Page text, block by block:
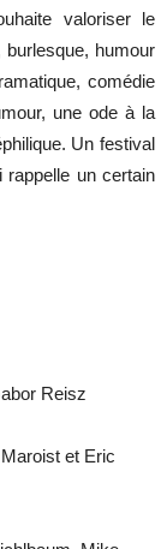
valoriser le
humour
comédie
une ode à la
Un festival
un certain
Reisz
et Eric